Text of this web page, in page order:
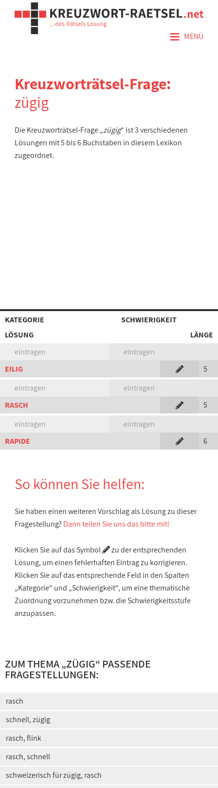
≡ MENÜ
Kreuzworträtsel-Frage:
zügig
Die Kreuzworträtsel-Frage „zügig“ ist 3 verschiedenen
Lösungen mit 5 bis 6 Buchstaben in diesem Lexikon
zugeordnet.
KATEGORIE
SCHWIERIGKEIT
LÖSUNG
LÄNGE
eintragen
eintragen
EILIG
5
eintragen
eintragen
RASCH
5
eintragen
eintragen
RAPIDE
6
So können Sie helfen:
Sie haben einen weiteren Vorschlag als Lösung zu dieser
Fragestellung? Dann teilen Sie uns das bitte mit!
Klicken Sie auf das Symbol
zu der entsprechenden
Lösung, um einen fehlerhaften Eintrag zu korrigieren.
Klicken Sie auf das entsprechende Feld in den Spalten
„Kategorie“ und „Schwierigkeit“, um eine thematische
Zuordnung vorzunehmen bzw. die Schwierigkeitsstufe
anzupassen.
ZUM THEMA „ZÜGIG“ PASSENDE
FRAGESTELLUNGEN:
rasch
schnell, zügig
rasch, flink
rasch, schnell
schweizerisch für zügig, rasch